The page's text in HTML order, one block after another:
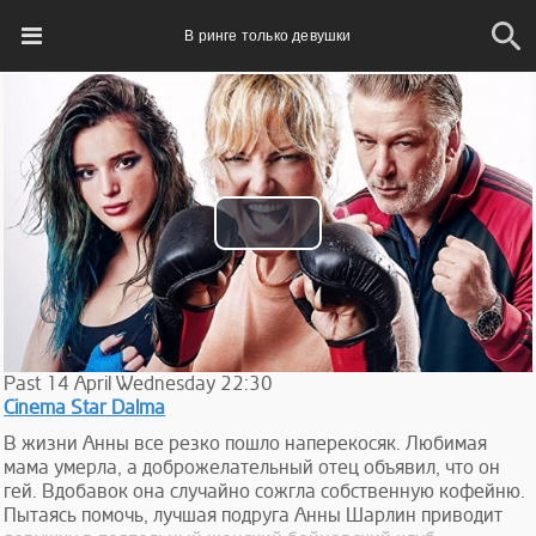
В ринге только девушки
Play
Video
Past 14 April Wednesday 22:30
Cinema Star Dalma
В жизни Анны все резко пошло наперекосяк. Любимая
мама умерла, а доброжелательный отец объявил, что он
гей. Вдобавок она случайно сожгла собственную кофейню.
Пытаясь помочь, лучшая подруга Анны Шарлин приводит